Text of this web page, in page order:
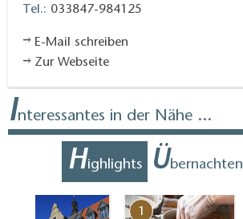
Tel.: 033847-984125
E-Mail schreiben
Zur Webseite
Interessantes in der Nähe ...
Highlights Übernachten
1